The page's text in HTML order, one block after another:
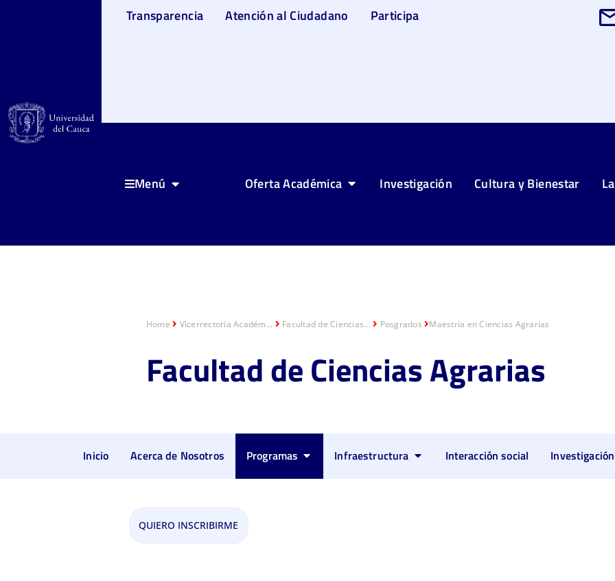
Transparencia Atención al Ciudadano Participa
Menú Oferta Académica Investigación Cultura y Bienestar
Home Vicerrectoría Académ... Facultad de Ciencias... Posgrados Maestría en Ciencias Agrarias
Facultadde Ciencias Agrarias
Inicio Acerca de Nosotros Programas Infraestructura Interacción social Investigación
QUIERO INSCRIBIRME